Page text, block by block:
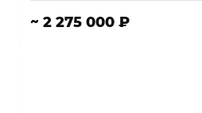
~ 2 275 000 ₽